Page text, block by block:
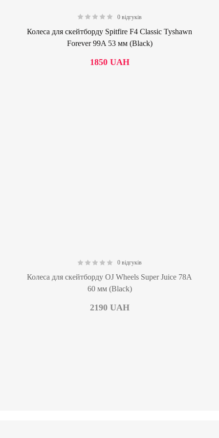
0 відгуків
Колеса для скейтборду Spitfire F4 Classic Tyshawn
Forever 99A 53 мм (Black)
1850 UAH
0 відгуків
Колеса для скейтборду OJ Wheels Super Juice 78A
60 мм (Black)
2190 UAH